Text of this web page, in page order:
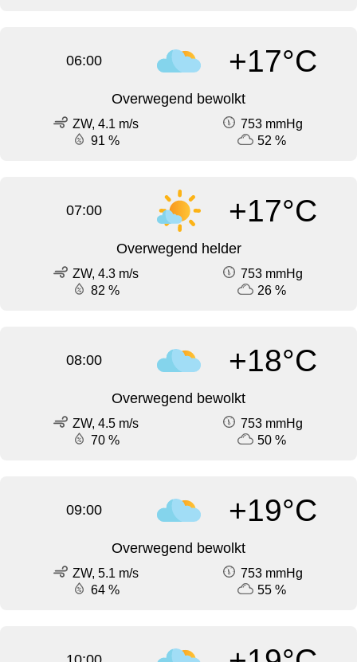
06:00 +17°C
Overwegend bewolkt
ZW, 4.1 m/s
753 mmHg
91 %
52 %
07:00 +17°C
Overwegend helder
ZW, 4.3 m/s
753 mmHg
82 %
26 %
08:00 +18°C
Overwegend bewolkt
ZW, 4.5 m/s
753 mmHg
70 %
50 %
09:00 +19°C
Overwegend bewolkt
ZW, 5.1 m/s
753 mmHg
64 %
55 %